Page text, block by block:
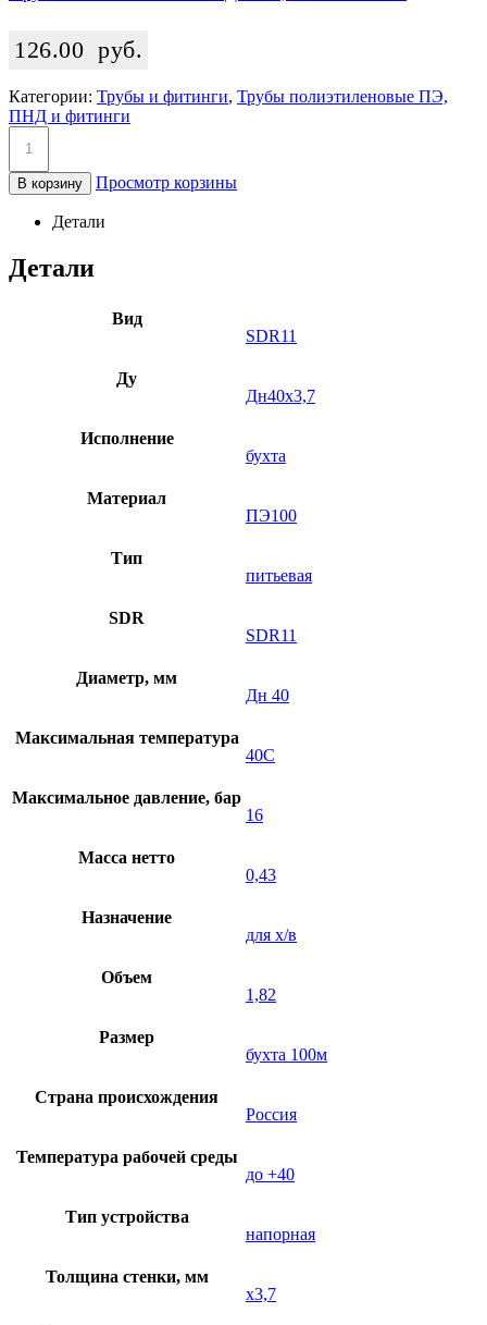
126.00 руб.
Категории: Трубы и фитинги, Трубы полиэтиленовые ПЭ,
ПНД и фитинги
В корзину Просмотр корзины
Детали
Детали
Вид
SDR11
Ду
Дн40х3,7
Исполнение
бухта
Материал
ПЭ100
Тип
питьевая
SDR
SDR11
Диаметр, мм
Дн 40
Максимальная температура
40C
Максимальное давление, бар
16
Масса нетто
0,43
Назначение
для х/в
Объем
1,82
Размер
бухта 100м
Страна происхождения
Россия
Температура рабочей среды
до +40
Тип устройства
напорная
Толщина стенки, мм
х3,7